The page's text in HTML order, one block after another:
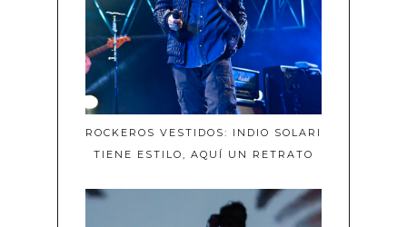
ROCKEROS VESTIDOS: INDIO SOLARI
TIENE ESTILO, AQUÍ UN RETRATO